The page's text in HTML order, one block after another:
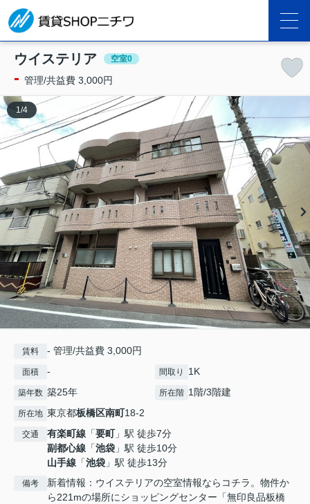
ウイステリア 空室0
- 管理/共益費 3,000円
1/4
賃料 - 管理/共益費 3,000円
面積 - 間取り 1K
築年数 築25年 所在階 1階/3階建
所在地 東京都板橋区南町18-2
交通 有楽町線 「要町」駅 徒歩7分
副都心線 「池袋 」駅 徒歩10分
山手線 「池袋 」駅 徒歩13分
備考
新着情報：ウイステリアの空室情報ならコチラ。物件か
ら221mの場所にショッピングセンター「無印良品板橋